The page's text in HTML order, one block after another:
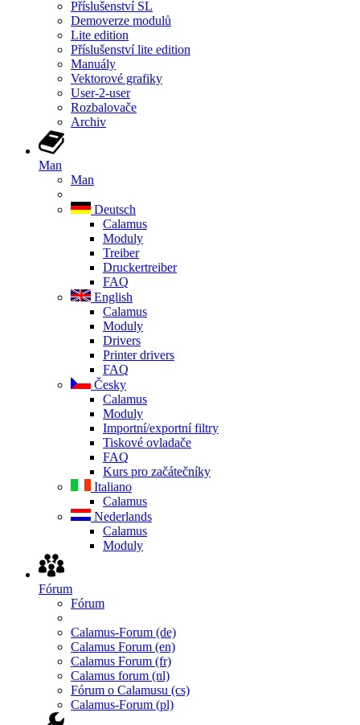
Příslušenství SL
Demoverze modulů
Lite edition
Příslušenství lite edition
Manuály
Vektorové grafiky
User-2-user
Rozbalovače
Archiv
Man
Man
Deutsch
Calamus
Moduly
Treiber
Druckertreiber
FAQ
English
Calamus
Moduly
Drivers
Printer drivers
FAQ
Česky
Calamus
Moduly
Importní/exportní filtry
Tiskové ovladače
FAQ
Kurs pro začátečníky
Italiano
Calamus
Nederlands
Calamus
Moduly
Fórum
Fórum
Calamus-Forum (de)
Calamus Forum (en)
Calamus Forum (fr)
Calamus forum (nl)
Fórum o Calamusu (cs)
Calamus-Forum (pl)